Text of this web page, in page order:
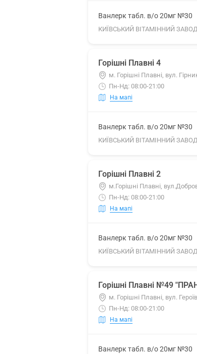
Ванлерк табл. в/о 20мг №30
КИЇВСЬКИЙ ВІТАМІННИЙ
Горішні Плавні 4
м. Горішні Плавні, вул.
Пн-Нд: 08:00-21:00
На мапі
Ванлерк табл. в/о 20мг №30
КИЇВСЬКИЙ ВІТАМІННИЙ
Горішні Плавні 2
м.Горішні Плавні,
Пн-Нд: 08:00-21:00
На мапі
Ванлерк табл. в/о 20мг №30
КИЇВСЬКИЙ ВІТАМІННИЙ
Горішні Плавні №49
м. Горішні Плавні, вул.
Пн-Нд: 08:00-21:00
На мапі
Ванлерк табл. в/о 20мг №30